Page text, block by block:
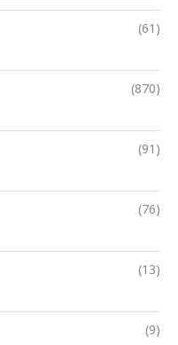
(61)
(870)
(91)
(76)
(13)
(9)